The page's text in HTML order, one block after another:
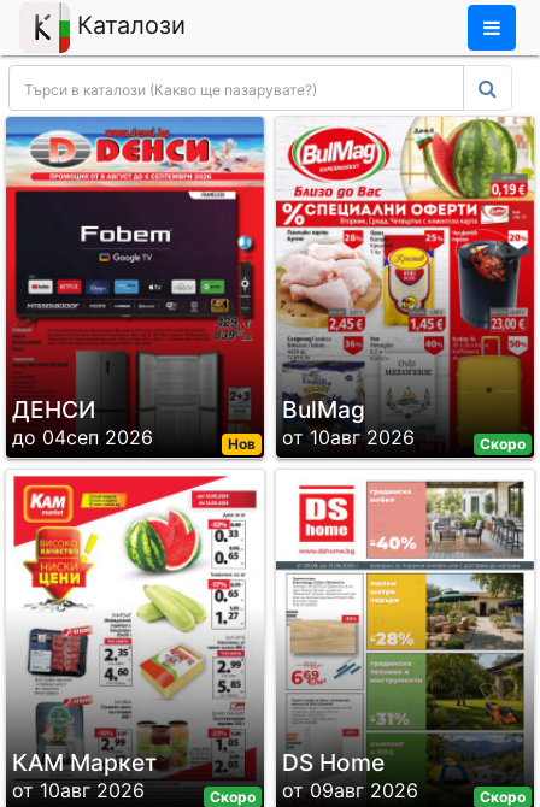
Каталози ×
Нов
ДЕНСИ
до 04сеп 2026 Скоро
BulMag
от 10авг 2026
Скоро
КАМ Маркет
от 10авг 2026 Скоро
DS Home
от 09авг 2026